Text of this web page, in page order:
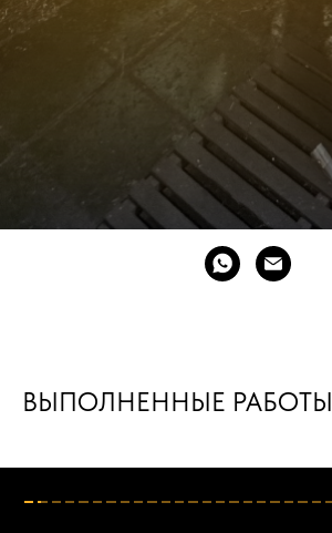
ВЫПОЛНЕННЫЕ РАБОТЫ